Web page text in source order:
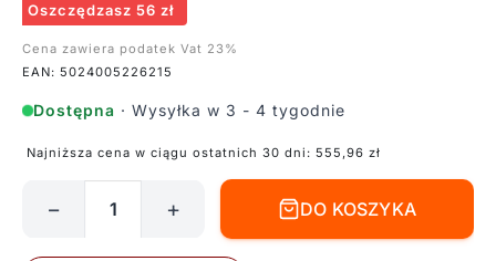
Oszczędzasz 56 zł
Cena zawiera podatek Vat 23%
EAN: 5024005226215
Dostępna · Wysyłka w 3 - 4 tygodnie
Najniższa cena w ciągu ostatnich 30 dni: 555,96 zł
− + DO KOSZYKA